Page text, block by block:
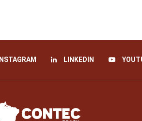
INSTAGRAM LINKEDIN